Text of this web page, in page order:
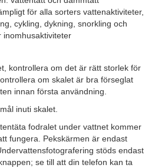
för alla sorters vattenaktiviteter,
cykling, dykning, snorkling och
inomhusaktiviteter
kontrollera om det är rätt storlek för
om skalet är bra förseglat
innan första användning.
inuti skalet.
fodralet under vattnet kommer
fungera. Pekskärmen är endast
stöds endast
se till att din telefon kan ta